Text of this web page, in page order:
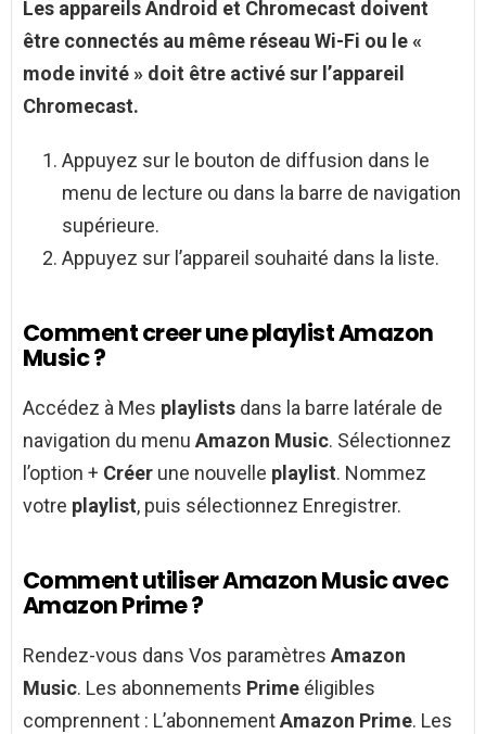
Les appareilsAndroid et Chromecast doivent
être connectés au même réseau Wi-Fi ou le «
mode invité » doit être activé sur l’appareil
Chromecast.
Appuyez sur le bouton de diffusion dans le
menu de lecture ou dans la barre de navigation
supérieure.
Appuyez sur l’appareil souhaité dans la liste.
Comment creer une playlist Amazon
Music ?
Accédez à Mes playlists dans la barre latérale de
navigation du menu Amazon Music. Sélectionnez
l’option + Créer une nouvelle playlist. Nommez
votre playlist, puis sélectionnez Enregistrer.
Comment utiliser Amazon Music avec
Amazon Prime ?
Rendez-vous dans Vos paramètres Amazon
Music. Les abonnements Prime éligibles
comprennent : L’abonnementAmazon Prime. Les